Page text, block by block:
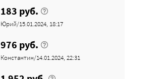
183 руб.
Юрий/15.01.2024, 18:17
976 руб.
Константин/14.01.2024, 22:31